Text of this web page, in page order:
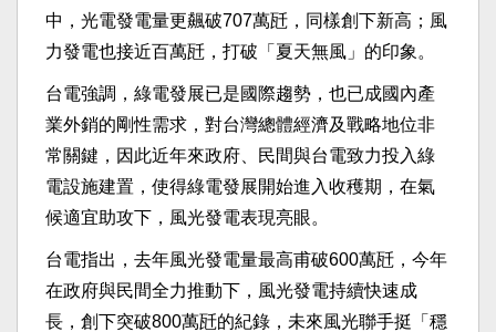
中，光電發電量更飆破707萬瓩，同樣創下新高；風
力發電也接近百萬瓩，打破「夏天無風」的印象。
台電強調，綠電發展已是國際趨勢，也已成國內產
業外銷的剛性需求，對台灣總體經濟及戰略地位非
常關鍵，因此近年來政府、民間與台電致力投入綠
電設施建置，使得綠電發展開始進入收穫期，在氣
候適宜助攻下，風光發電表現亮眼。
台電指出，去年風光發電量最高甫破600萬瓩，今年
在政府與民間全力推動下，風光發電持續快速成
長，創下突破800萬瓩的紀錄，未來風光聯手挺「穩